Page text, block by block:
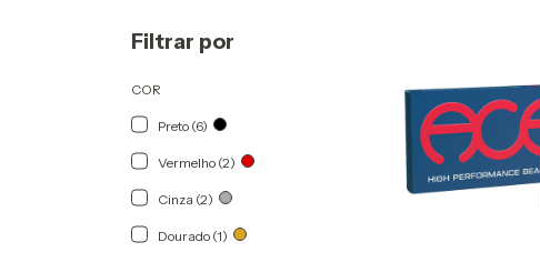
Filtrar por
COR
Preto (6)
Vermelho (2)
Cinza (2)
Dourado (1)